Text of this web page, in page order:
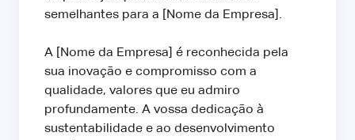
semelhantes para a [Nome da Empresa].
A [Nome da Empresa] é reconhecida pela
sua inovação e compromisso com a
qualidade, valores que eu admiro
profundamente. A vossa dedicação à
sustentabilidade e ao desenvolvimento